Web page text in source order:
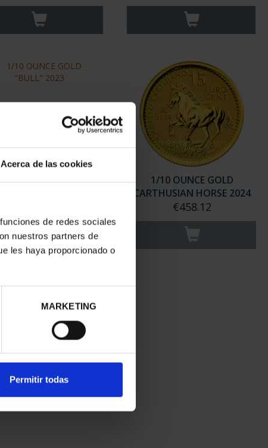
Acerca de las cookies
de redes sociales
nuestros partners de
les haya proporcionado o
MARKETING
Permitir todas
GOLD "BULL"
1/10 OUNCE GOLD
CARTHUSIAN HORSE 2024
€458.12